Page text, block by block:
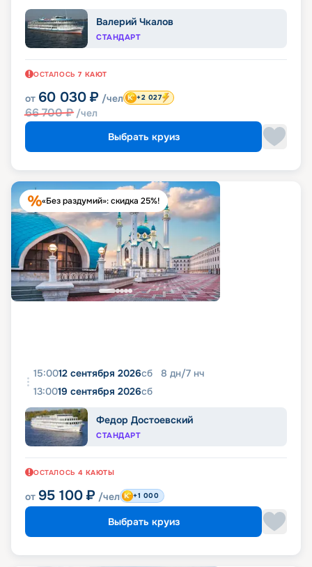
Валерий Чкалов
СТАНДАРТ
ОСТАЛОСЬ 7 КАЮТ
от 60 030 ₽ /чел
66 700₽ /чел
+2 027
Выбрать круиз
«Без раздумий»: скидка 25%!
15:0012 сентября 2026сб 8 дн/7 нч
13:0019 сентября 2026сб
Федор Достоевский
СТАНДАРТ
ОСТАЛОСЬ 4 КАЮТЫ
от 95 100 ₽ /чел +1 000
Выбрать круиз